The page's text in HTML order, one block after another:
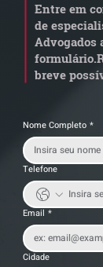
por
alerta
Entre em
de
Advogados
formulário.
breve
Nome Completo *
Telefone
Email *
Cidade